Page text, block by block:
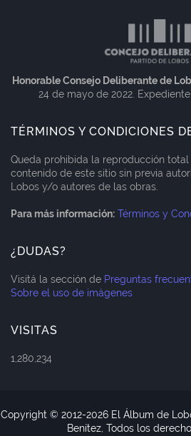
Honorable Consejo Deliberante de
24 de mayo de 2022.
TÉRMINOS Y CONDICIONES
Queda prohibida la reproducción
contenido de este sitio sin previa
Lobos y/o autores de las obras.
Para más información: Términos y
¿DUDAS?
Visitá la sección de Preguntas
Sobre el uso de imágenes
VISITAS
1,280,234
Copyright © 2012-2026 El Álbum de
Benítez, Todos los